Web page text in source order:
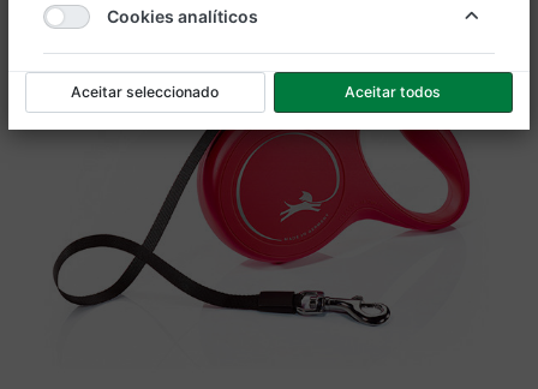
Cookies analíticos
Aceitar seleccionado Aceitar todos